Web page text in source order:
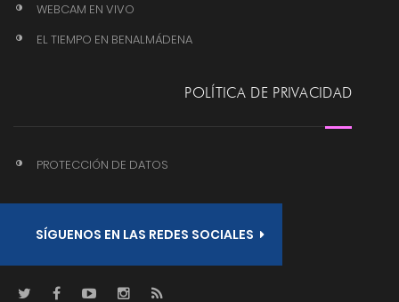
WEBCAM EN VIVO
EL TIEMPO EN BENALMÁDENA
POLÍTICA DE PRIVACIDAD
PROTECCIÓN DE DATOS
SÍGUENOS EN LAS REDES SOCIALES